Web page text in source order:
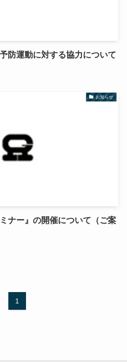
防運動に対する協力について
お知らせ
ナー』の開催について（ご案
1